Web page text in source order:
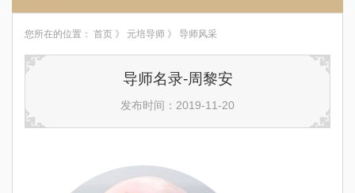
您所在的位置： 首页 》 元培导师 》 导师风采
导师名录-周黎安
发布时间：2019-11-20